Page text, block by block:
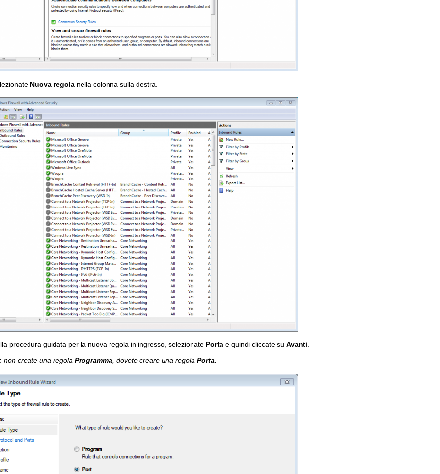
Nuova regola nella colonna sulla destra.
procedura guidata per la nuova regola in ingresso, selezionate Porta e quindi cliccate su Avanti.
non create una regola Programma, dovete creare una regola Porta.